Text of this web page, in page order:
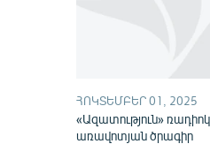
ՀՈԿՏԵՄԲԵՐ 01, 2025
«Ազատություն»
առավոտյան ծրագիր